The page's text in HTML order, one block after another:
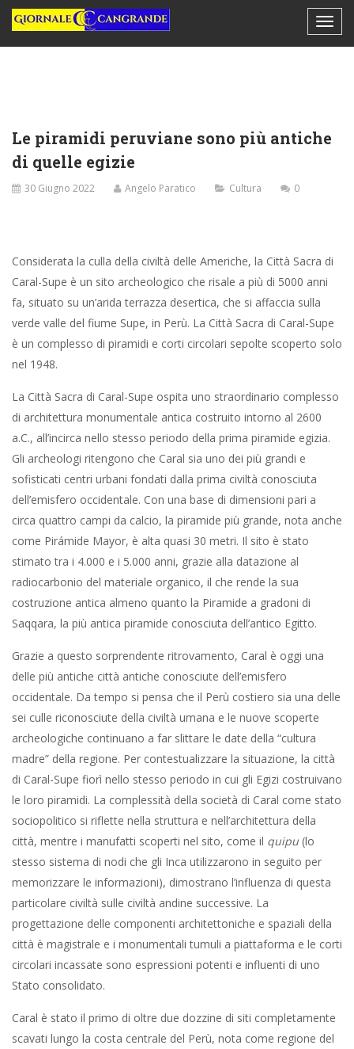
Le piramidi peruviane sono più antiche
di quelle egizie
30 Giugno 2022 Angelo Paratico Cultura 0
Considerata la culla della civiltà delle Americhe, la Città Sacra di
Caral-Supe è un sito archeologico che risale a più di 5000 anni
fa, situato su un’arida terrazza desertica, che si affaccia sulla
verde valle del fiume Supe, in Perù. La Città Sacra di Caral-Supe
è un complesso di piramidi e corti circolari sepolte scoperto solo
nel 1948.
La Città Sacra di Caral-Supe ospita uno straordinario complesso
di architettura monumentale antica costruito intorno al 2600
a.C., all’incirca nello stesso periodo della prima piramide egizia.
Gli archeologi ritengono che Caral sia uno dei più grandi e
sofisticati centri urbani fondati dalla prima civiltà conosciuta
dell’emisfero occidentale. Con una base di dimensioni pari a
circa quattro campi da calcio, la piramide più grande, nota anche
come Pirámide Mayor, è alta quasi 30 metri. Il sito è stato
stimato tra i 4.000 e i 5.000 anni, grazie alla datazione al
radiocarbonio del materiale organico, il che rende la sua
costruzione antica almeno quanto la Piramide a gradoni di
Saqqara, la più antica piramide conosciuta dell’antico Egitto.
Grazie a questo sorprendente ritrovamento, Caral è oggi una
delle più antiche città antiche conosciute dell’emisfero
occidentale. Da tempo si pensa che il Perù costiero sia una delle
sei culle riconosciute della civiltà umana e le nuove scoperte
archeologiche continuano a far slittare le date della “cultura
madre” della regione. Per contestualizzare la situazione, la città
di Caral-Supe fiorì nello stesso periodo in cui gli Egizi costruivano
le loro piramidi. La complessità della società di Caral come stato
sociopolitico si riflette nella struttura e nell’architettura della
città, mentre i manufatti scoperti nel sito, come il quipu (lo
stesso sistema di nodi che gli Inca utilizzarono in seguito per
memorizzare le informazioni), dimostrano l’influenza di questa
particolare civiltà sulle civiltà andine successive. La
progettazione delle componenti architettoniche e spaziali della
città è magistrale e i monumentali tumuli a piattaforma e le corti
circolari incassate sono espressioni potenti e influenti di uno
Stato consolidato.
Caral è stato il primo di oltre due dozzine di siti completamente
scavati lungo la costa centrale del Perù, nota come regione del